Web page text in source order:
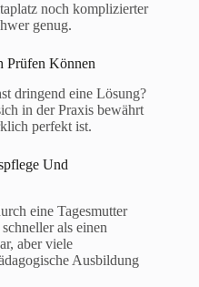
noch komplizierter
genug.
Prüfen Können
dringend eine Lösung?
in der Praxis bewährt
perfekt ist.
Und
eine Tagesmutter
als einen
aber viele
Ausbildung